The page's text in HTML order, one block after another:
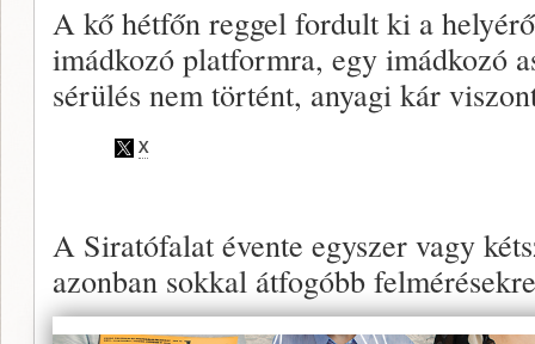
A kő hétfőn reggel fordult ki a
imádkozó platformra, egy imádkozó
sérülés nem történt, anyagi kár
A Siratófalat évente egyszer vagy
azonban sokkal átfogóbb